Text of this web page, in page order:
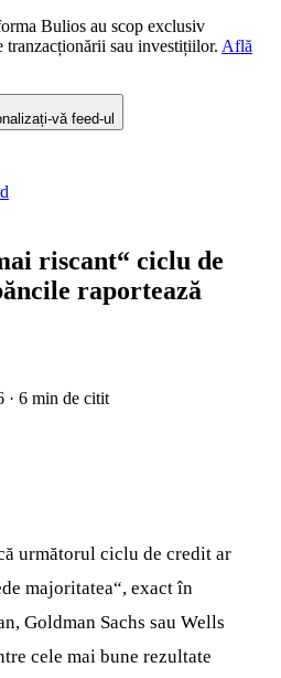
Bulios au scop exclusiv
tranzacționării sau investițiilor. Află
vă feed-ul
riscant“ ciclu de
raportează
· 6 min de citit
următorul ciclu de credit ar
majoritatea“, exact în
Goldman Sachs sau Wells
cele mai bune rezultate